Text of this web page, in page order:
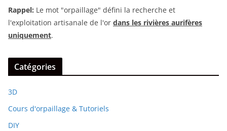
Rappel: Le mot "orpaillage" défini la recherche et
l'exploitation artisanale de l'or dans les rivières aurifères
uniquement.
Catégories
3D
Cours d'orpaillage & Tutoriels
DIY